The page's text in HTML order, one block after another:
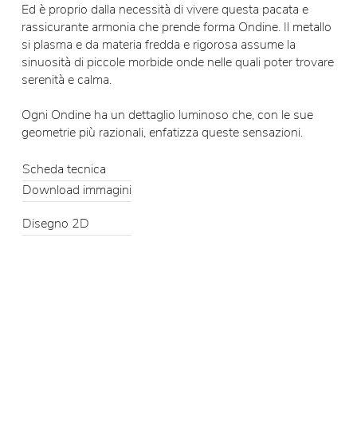
Ed è proprio dalla necessità di vivere questa pacata e
rassicurante armonia che prende forma Ondine. Il metallo
si plasma e da materia fredda e rigorosa assume la
sinuosità di piccole morbide onde nelle quali poter trovare
serenità e calma.
Ogni Ondine ha un dettaglio luminoso che, con le sue
geometrie più razionali, enfatizza queste sensazioni.
Scheda tecnica
Download immagini
Disegno 2D